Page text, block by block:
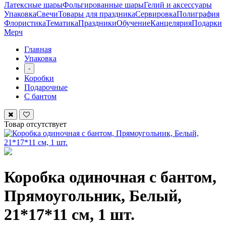
Латексные шарыФольгированные шарыГелий и аксессуары
УпаковкаСвечиТовары для праздникаСервировкаПолиграфия
ФлористикаТематикаПраздникиОбучениеКанцелярияПодарки
Мерч
Главная
Упаковка
-
Коробки
Подарочные
С бантом
Товар отсутствует
Коробка одиночная с бантом,
Прямоугольник, Белый,
21*17*11 см, 1 шт.